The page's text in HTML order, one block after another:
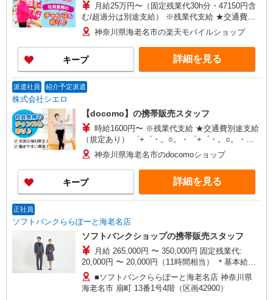
月給25万円〜（固定残業代30h分・47150円含
む/超過分は別途支給） ※残業代支給 ★交通費別
途支給（規定あり） ゜+゜・。○。・゜+゜・。
○。・゜+゜ 入社祝い金10万円支給(規定有) お友達
を紹介頂くと, インセンティブ支給(規定有) ゜・。
○。・゜+゜・。○。・゜+゜
神奈川県海老名市の楽天モバイルショップ
キープ 詳細を見る
派遣社員 紹介予定派遣
株式会社シエロ
【docomo】の携帯販売スタッフ
時給1600円〜 ※残業代支給 ★交通費別途支給
（規定あり） ゜+゜・。○。・゜+゜・。○。・゜
+゜ 入社祝い金10万円支給(規定有) お友達を紹介
頂くと, インセンティブ支給(規定有) ★月2回払
い・週払い可能（規程有）★ ゜・。○。・゜
+゜・。○。・゜+゜
神奈川県海老名市のdocomoショップ
キープ 詳細を見る
正社員
ソフトバンクららぽーと海老名店
ソフトバンクショップの携帯販売スタッフ
月給 265,000円 〜 350,000円 固定残業代:
20,000円 〜 20,000円（11時間相当） ＊基本給
280,000円を超える場合は10,000円（5時間相
当）、基本給320,000円を超える場合は5,000円（2
時間相当）支給。時間外手当は時間外労働の有無
■ソフトバンクららぽーと海老名店 神奈川県
海老名市 扇町 13番1号4階（区画42900）